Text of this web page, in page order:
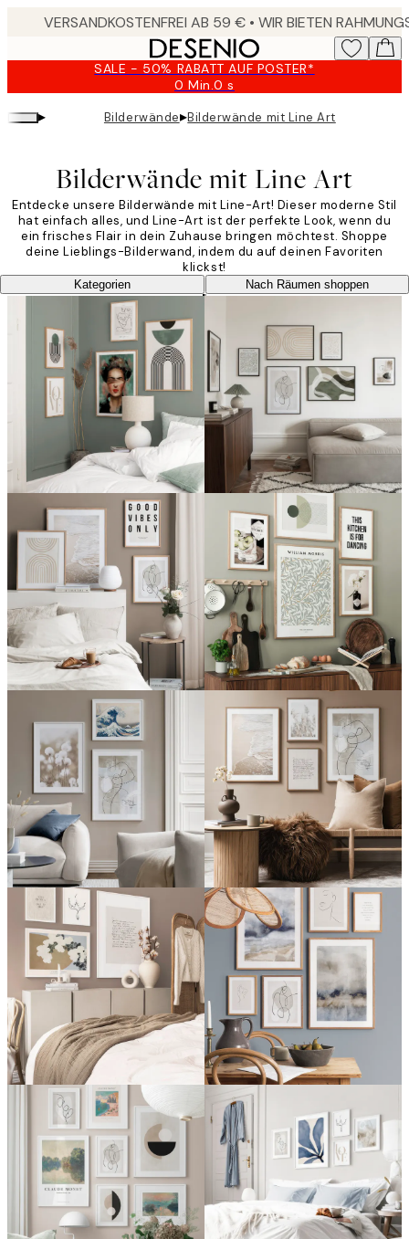
SALE - 50% RABATT AUF POSTER*
0 Min.0 s
Gültig
bis:
2026-
▸ Bilderwände▸Bilderwände mit Line Art
Bilderwände mit Line Art
Entdecke unsere Bilderwände mit Line-Art! Dieser moderne Stil
hat einfach alles, und Line-Art ist der perfekte Look, wenn du
ein frisches Flair in dein Zuhause bringen möchtest. Shoppe
deine Lieblings-Bilderwand, indem du auf deinen Favoriten
klickst!
Kategorien Nach Räumen shoppen